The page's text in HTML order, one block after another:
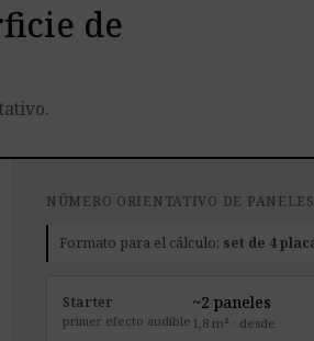
de
NÚMERO ORIENTATIVO DE PANELES
Formato para el cálculo: set de 4
Starter
primer efecto audible
~2 paneles
1,8 m² · desde